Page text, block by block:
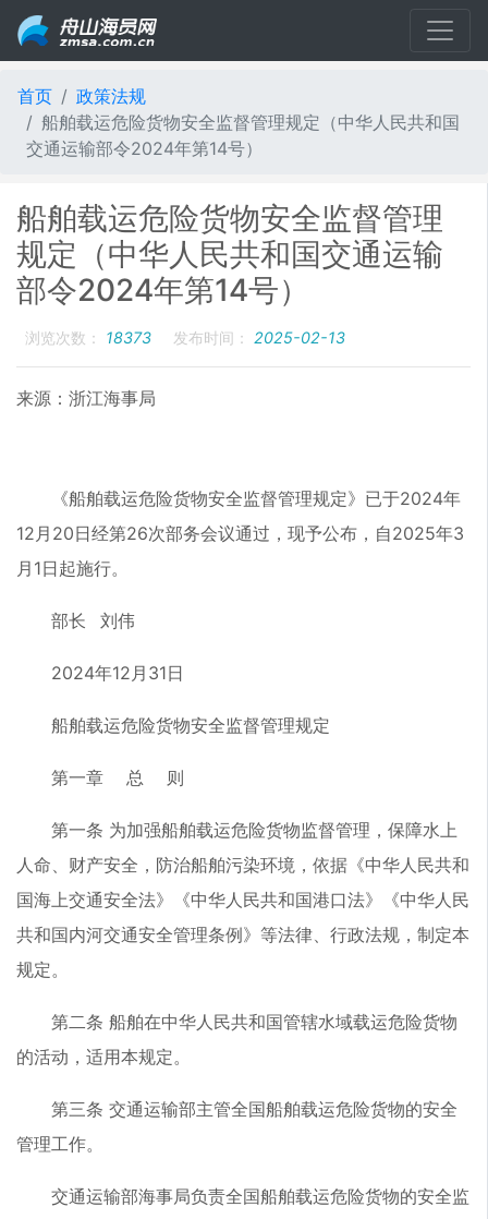
首页
政策法规
船舶载运危险货物安全监督管理规定（中华人民共和国
交通运输部令2024年第14号）
船舶载运危险货物安全监督管理
规定（中华人民共和国交通运输
部令2024年第14号）
浏览次数： 18373 发布时间： 2025-02-13
来源：浙江海事局
《船舶载运危险货物安全监督管理规定》已于2024年
12月20日经第26次部务会议通过，现予公布，自2025年3
月1日起施行。
部长 刘伟
2024年12月31日
船舶载运危险货物安全监督管理规定
第一章 总 则
第一条 为加强船舶载运危险货物监督管理，保障水上
人命、财产安全，防治船舶污染环境，依据《中华人民共和
国海上交通安全法》《中华人民共和国港口法》《中华人民
共和国内河交通安全管理条例》等法律、行政法规，制定本
规定。
第二条 船舶在中华人民共和国管辖水域载运危险货物
的活动，适用本规定。
第三条 交通运输部主管全国船舶载运危险货物的安全
管理工作。
交通运输部海事局负责全国船舶载运危险货物的安全监